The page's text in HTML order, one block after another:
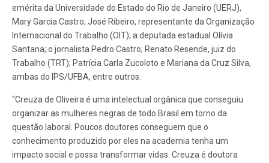
emérita da Universidade do Estado do Rio de Janeiro (UERJ),
Mary Garcia Castro; José Ribeiro, representante da Organização
Internacional do Trabalho (OIT); a deputada estadual Olívia
Santana; o jornalista Pedro Castro; Renato Resende, juiz do
Trabalho (TRT); Patrícia Carla Zucoloto e Mariana da Cruz Silva,
ambas do IPS/UFBA, entre outros.
“Creuza de Oliveira é uma intelectual orgânica que conseguiu
organizar as mulheres negras de todo Brasil em torno da
questão laboral. Poucos doutores conseguem que o
conhecimento produzido por eles na academia tenha um
impacto social e possa transformar vidas. Creuza é doutora